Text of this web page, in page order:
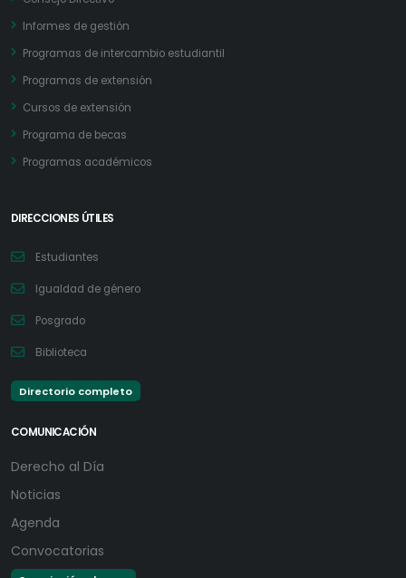
Informes de gestión
Programas de intercambio estudiantil
Programas de extensión
Cursos de extensión
Programa de becas
Programas académicos
DIRECCIONES ÚTILES
Estudiantes
Igualdad de género
Posgrado
Biblioteca
Directorio completo
COMUNICACIÓN
Derecho al Día
Noticias
Agenda
Convocatorias